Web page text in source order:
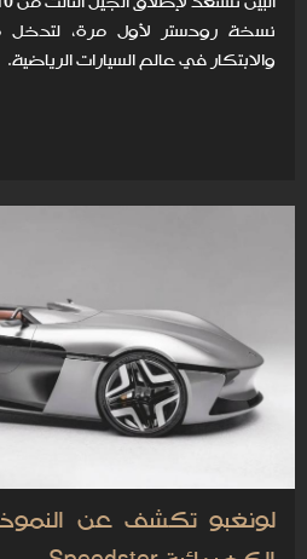
نسخة رودستر لأول مرة،
والابتكار في عالم السيارات الرياضية.
لونغبو تكشف عن